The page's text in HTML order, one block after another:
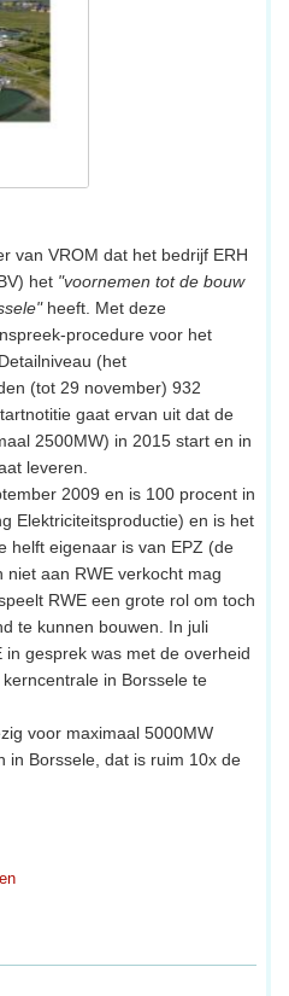
van VROM dat het bedrijf ERH
het "voornemen tot de bouw
heeft. Met deze
procedure voor het
(het
(tot 29 november) 932
gaat ervan uit dat de
2500MW) in 2015 start en in
leveren.
2009 en is 100 procent in
Elektriciteitsproductie) en is het
helft eigenaar is van EPZ (de
aan RWE verkocht mag
RWE een grote rol om toch
te kunnen bouwen. In juli
gesprek was met de overheid
in Borssele te
voor maximaal 5000MW
in Borssele, dat is ruim 10x de